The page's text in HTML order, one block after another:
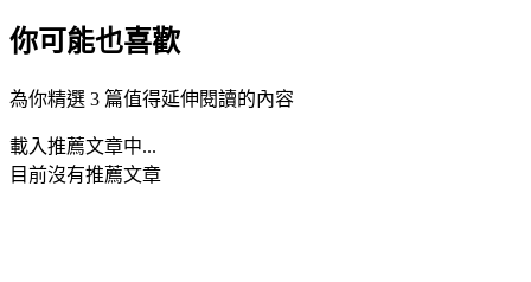
你可能也喜歡
為你精選 3 篇值得延伸閱讀的內容
載入推薦文章中...
目前沒有推薦文章